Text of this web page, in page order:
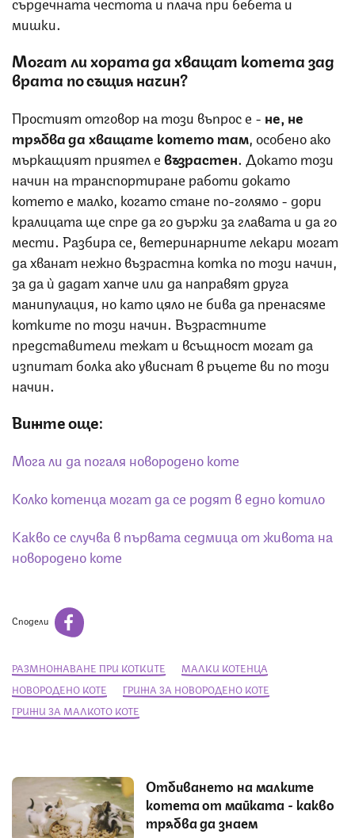
мишки.
Могат ли хората да хващат котета зад
врата по същия начин?
Простият отговор на този въпрос е - не, не
трябва да хващате котето там , особено ако
мъркащият приятел евъзрастен. Докато този
начин на транспортиране работи докато
котето е малко, когато стане по-голямо - дори
кралицата ще спре да го държи за главата и да го
мести. Разбира се, ветеринарните лекари могат
да хванат нежно възрастна котка по този начин,
за да ѝ дадат хапче или да направят друга
манипулация, но като цяло не бива да пренасяме
котките по този начин. Възрастните
представители тежат и всъщност могат да
изпитат болка ако увиснат в ръцете ви по този
начин.
Вижте още:
Мога ли да погаля новородено коте
Колко котенца могат да се родят в едно котило
Какво се случва в първата седмица от живота на
новородено коте
Сподели
РАЗМНОЖАВАНЕ ПРИ КОТКИТЕ
МАЛКИ КОТЕНЦА
НОВОРОДЕНО КОТЕ
ГРИЖА ЗА НОВОРОДЕНО КОТЕ
ГРИЖИ ЗА МАЛКОТО КОТЕ
Отбиването на малките
котета от майката - какво
трябва да знаем